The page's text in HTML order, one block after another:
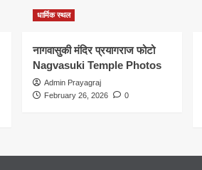
धार्मिक स्थल
नागवासुकी मंदिर प्रयागराज फोटो
Nagvasuki Temple Photos
Admin Prayagraj
February 26, 2026
0